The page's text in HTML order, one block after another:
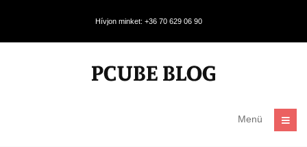
Hívjon minket: +36 70 629 06 90
Menü